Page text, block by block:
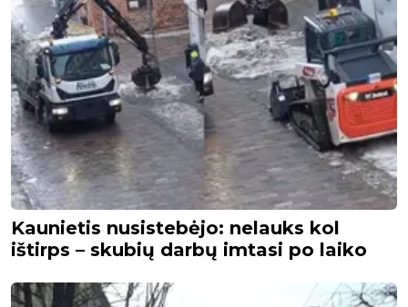
Kaunietis nusistebėjo: nelauks kol
ištirps – skubių darbų imtasi po laiko